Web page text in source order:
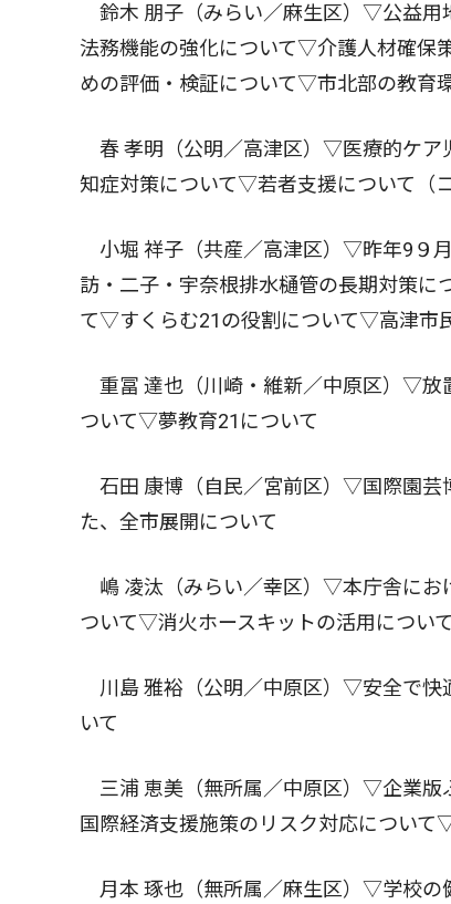
鈴木 朋子（みらい／麻生区）▽公益用
法務機能の強化について▽介護人材確保
めの評価・検証について▽市北部の教育
春 孝明（公明／高津区）▽医療的ケア
知症対策について▽若者支援について（
小堀 祥子（共産／高津区）▽昨年9９
訪・二子・宇奈根排水樋管の長期対策
て▽すくらむ21の役割について▽高津市
重冨 達也（川崎・維新／中原区）▽放
ついて▽夢教育21について
石田 康博（自民／宮前区）▽国際園芸
た、全市展開について
嶋 凌汰（みらい／幸区）▽本庁舎にお
ついて▽消火ホースキットの活用につい
川島 雅裕（公明／中原区）▽安全で快
いて
三浦 恵美（無所属／中原区）▽企業版
国際経済支援施策のリスク対応につい
月本 琢也（無所属／麻生区）▽学校の